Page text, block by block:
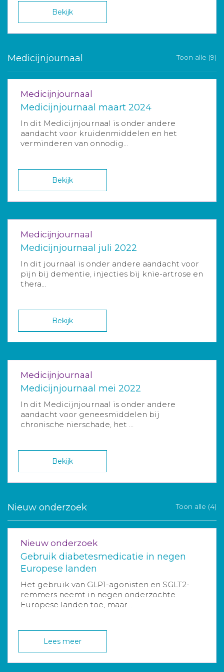
Bekijk
Medicijnjournaal Toon alle (9)
Medicijnjournaal
Medicijnjournaal maart 2024
In dit Medicijnjournaal is onder andere
aandacht voor kruidenmiddelen en het
verminderen van onnodig...
Bekijk
Medicijnjournaal
Medicijnjournaal juli 2022
In dit journaal is onder andere aandacht voor
pijn bij dementie, injecties bij knie-artrose en
thera...
Bekijk
Medicijnjournaal
Medicijnjournaal mei 2022
In dit Medicijnjournaal is onder andere
aandacht voor geneesmiddelen bij
chronische nierschade, het ...
Bekijk
Nieuw onderzoek Toon alle (4)
Nieuw onderzoek
Gebruik diabetesmedicatie in negen
Europese landen
Het gebruik van GLP1-agonisten en SGLT2-
remmers neemt in negen onderzochte
Europese landen toe, maar...
Lees meer